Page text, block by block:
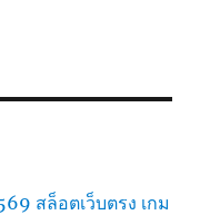
สล็อตเว็บตรง เกม